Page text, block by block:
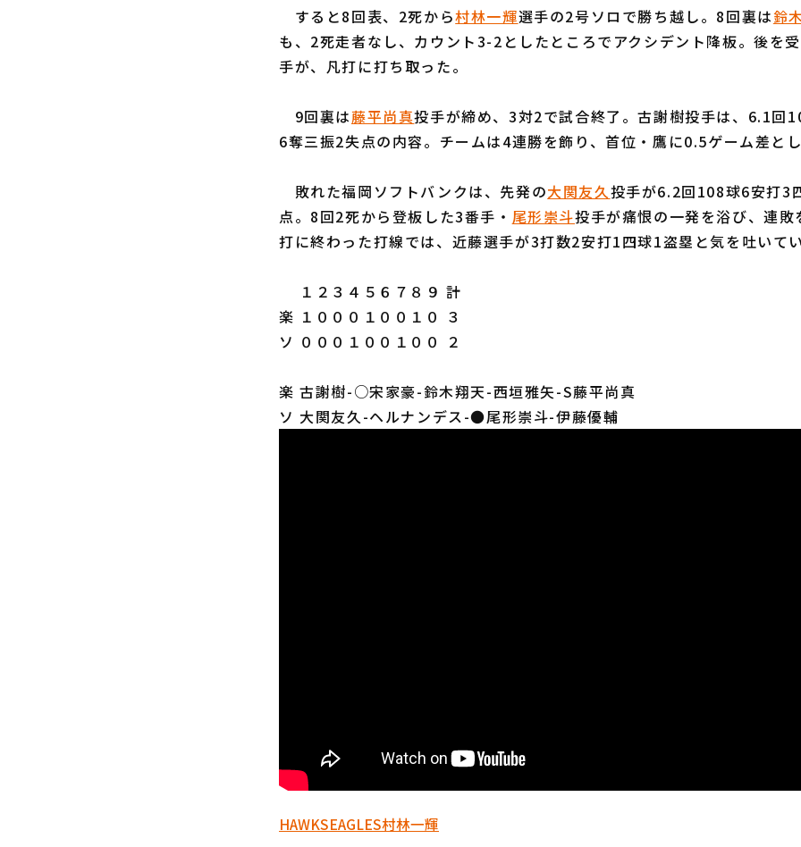
すると8回表、2死から村林一輝選手の2号ソロで勝ち越し。8回裏は鈴
も、2死走者なし、カウント3-2としたところでアクシデント降板。後を
手が、凡打に打ち取った。
9回裏は藤平尚真投手が締め、3対2で試合終了。古謝樹投手は、6.1回
6奪三振2失点の内容。チームは4連勝を飾り、首位・鷹に0.5ゲーム差と
敗れた福岡ソフトバンクは、先発の大関友久投手が6.2回108球6安打3
点。8回2死から登板した3番手・ 尾形崇斗投手が痛恨の一発を浴び、連
打に終わった打線では、近藤選手が3打数2安打1四球1盗塁と気を吐いて
１２３４５６７８９ 計
楽 １０００１００１０ ３
ソ ０００１００１００ ２
楽 古謝樹-○宋家豪-鈴木翔天-西垣雅矢-S藤平尚真
ソ 大関友久-ヘルナンデス-●尾形崇斗-伊藤優輔
HAWKSEAGLES村林一輝